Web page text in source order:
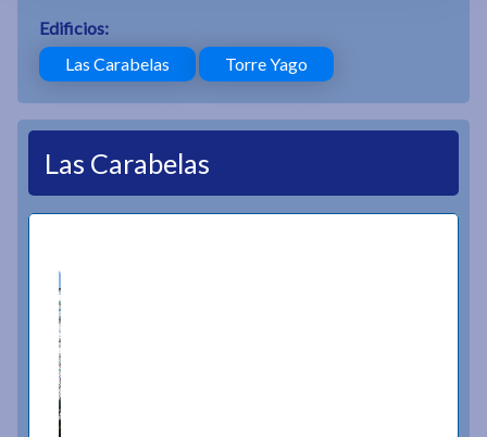
Edificios:
Las Carabelas
Torre Yago
Las Carabelas